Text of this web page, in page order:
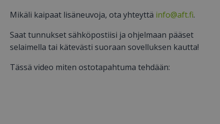
Mikäli kaipaat lisäneuvoja, ota yhteyttä info@aft.fi.
Saat tunnukset sähköpostiisi ja ohjelmaan pääset
selaimella tai kätevästi suoraan sovelluksen kautta!
Tässä video miten ostotapahtuma tehdään: